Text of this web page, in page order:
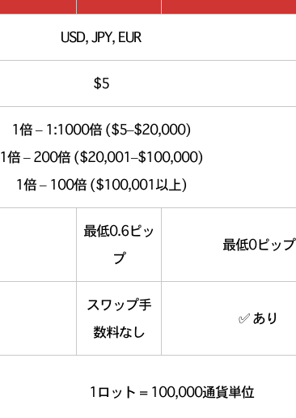
USD, JPY, EUR
$5
1倍 – 1:1000倍 ($5–$20,000)
1倍 – 200倍 ($20,001–$100,000)
1倍 – 100倍 ($100,001以上)
最低0.6ピッ
プ
最低0ピップ
スワップ手
数料なし
✅ あり
1ロット = 100,000通貨単位